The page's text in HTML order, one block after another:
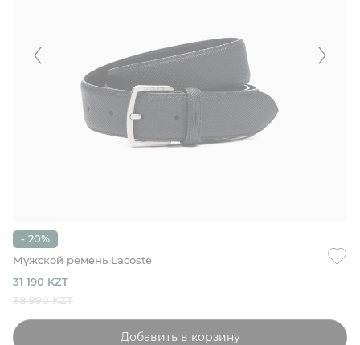
- 20%
Мужской ремень Lacoste
31 190 KZT
38 990 KZT
Добавить в корзину